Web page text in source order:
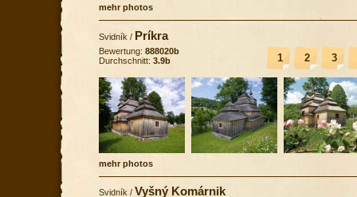
mehr photos
Svidník / Príkra
1 2 3
Bewertung: 888020b
Durchschnitt: 3.9b
mehr photos
Svidník / Vyšný Komárnik